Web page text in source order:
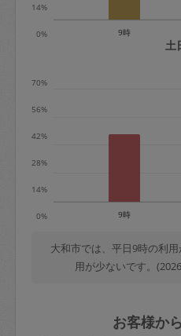
※キャンセル料金の
定期依頼1回（3時
0%
14%
9時
土
0%
14%
28%
42%
56%
70%
9時
大和市では、平日9時の利
用が少ないです。
お客様か